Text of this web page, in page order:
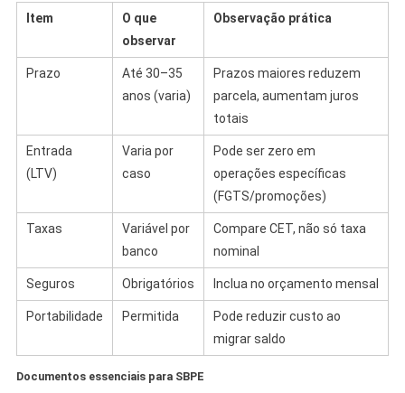
Item
O que
observar
Observação prática
Prazo
Até 30–35
anos (varia)
Prazos maiores reduzem
parcela, aumentam juros
totais
Entrada
(LTV)
Varia por
caso
Pode ser zero em
operações específicas
(FGTS/promoções)
Taxas
Variável por
banco
Compare CET, não só taxa
nominal
Seguros Obrigatórios Inclua no orçamento mensal
Portabilidade Permitida
Pode reduzir custo ao
migrar saldo
Documentos essenciais para SBPE